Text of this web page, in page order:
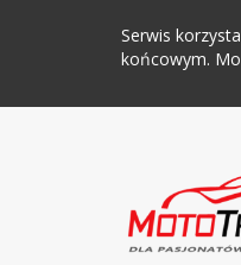
Serwis
końcowym.